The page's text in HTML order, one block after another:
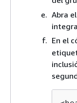
Abra
En el